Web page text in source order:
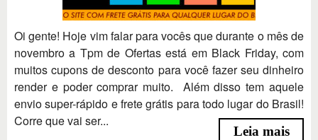
Oi gente! Hoje vim falar para vocês que durante o mês de
novembro a Tpm de Ofertas está em Black Friday, com
muitos cupons de desconto para você fazer seu dinheiro
render e poder comprar muito. Além disso tem aquele
envio super-rápido e frete grátis para todo lugar do Brasil!
Corre que vai ser...
Leia mais